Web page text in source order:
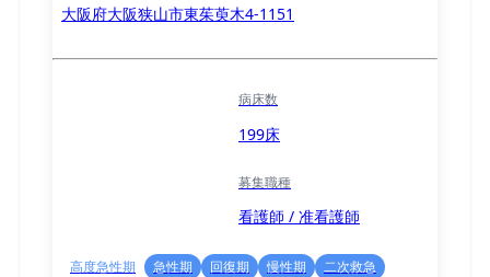
大阪府大阪狭山市東茱萸木4-1151
病床数
199床
募集職種
看護師 / 准看護師
高度急性期 急性期 回復期 慢性期
二次救急